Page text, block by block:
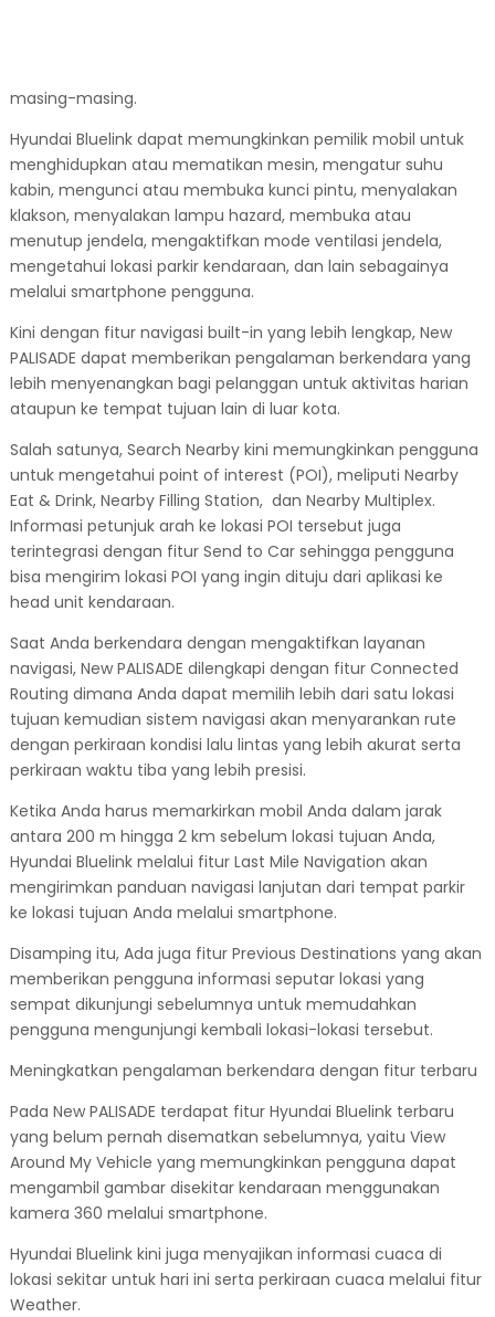
masing-masing.
Hyundai Bluelink dapat memungkinkan pemilik mobil untuk
menghidupkan atau mematikan mesin, mengatur suhu
kabin, mengunci atau membuka kunci pintu, menyalakan
klakson, menyalakan lampu hazard, membuka atau
menutup jendela, mengaktifkan mode ventilasi jendela,
mengetahui lokasi parkir kendaraan, dan lain sebagainya
melalui smartphone pengguna.
Kini dengan fitur navigasi built-in yang lebih lengkap, New
PALISADE dapat memberikan pengalaman berkendara yang
lebih menyenangkan bagi pelanggan untuk aktivitas harian
ataupun ke tempat tujuan lain di luar kota.
Salah satunya, Search Nearby kini memungkinkan pengguna
untuk mengetahui point of interest (POI), meliputi Nearby
Eat & Drink, Nearby Filling Station, dan Nearby Multiplex.
Informasi petunjuk arah ke lokasi POI tersebut juga
terintegrasi dengan fitur Send to Car sehingga pengguna
bisa mengirim lokasi POI yang ingin dituju dari aplikasi ke
head unit kendaraan.
Saat Anda berkendara dengan mengaktifkan layanan
navigasi, New PALISADE dilengkapi dengan fitur Connected
Routing dimana Anda dapat memilih lebih dari satu lokasi
tujuan kemudian sistem navigasi akan menyarankan rute
dengan perkiraan kondisi lalu lintas yang lebih akurat serta
perkiraan waktu tiba yang lebih presisi.
Ketika Anda harus memarkirkan mobil Anda dalam jarak
antara 200 m hingga 2 km sebelum lokasi tujuan Anda,
Hyundai Bluelink melalui fitur Last Mile Navigation akan
mengirimkan panduan navigasi lanjutan dari tempat parkir
ke lokasi tujuan Anda melalui smartphone.
Disamping itu, Ada juga fitur Previous Destinations yang akan
memberikan pengguna informasi seputar lokasi yang
sempat dikunjungi sebelumnya untuk memudahkan
pengguna mengunjungi kembali lokasi-lokasi tersebut.
Meningkatkan pengalaman berkendara dengan fitur terbaru
Pada New PALISADE terdapat fitur Hyundai Bluelink terbaru
yang belum pernah disematkan sebelumnya, yaitu View
Around My Vehicle yang memungkinkan pengguna dapat
mengambil gambar disekitar kendaraan menggunakan
kamera 360 melalui smartphone.
Hyundai Bluelink kini juga menyajikan informasi cuaca di
lokasi sekitar untuk hari ini serta perkiraan cuaca melalui fitur
Weather.